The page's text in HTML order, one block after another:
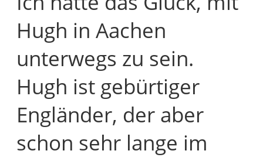
Hugh in Aachen
unterwegs zu sein.
Hugh ist gebürtiger
Engländer, der aber
schon sehr lange im